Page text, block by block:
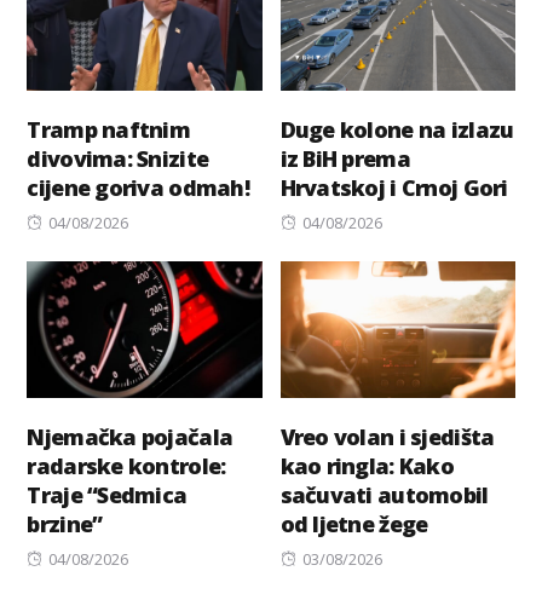
Tramp naftnim
divovima: Snizite
cijene goriva odmah!
Posted
04/08/2026
Duge kolone na izlazu
iz BiH prema
Hrvatskoj i Crnoj Gori
Posted
04/08/2026
Njemačka pojačala
radarske kontrole:
Traje “Sedmica
brzine”
Posted
04/08/2026
Vreo volan i sjedišta
kao ringla: Kako
sačuvati automobil
od ljetne žege
Posted
03/08/2026